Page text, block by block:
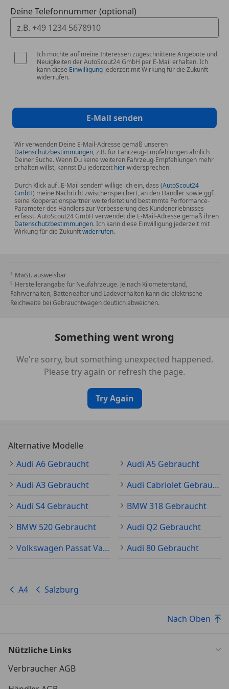
Modellbezeichnung mit neuer
Leistungskennzeichnung
Motor 2,0 Ltr. - 140 kW 16V TDI
Plus
Nichtraucher-Paket
Rücksitzlehne geteilt/klappbar
Schadstoffarm nach Abgasnorm Euro 6d-TEMP
SCR-System (AdBlue-Technologie)
Seitenairbag vorn
Servolenkung elektro-mechanisch
Sitzbezug / Polsterung: Stoff Index
Sitze vorn manuell einstellbar
Standard-Fahrwerk
Start/Stop-Anlage
Stoßfänger Ausführung: Basis
Wegfahrsperre (elektronisch)
Wendeladeboden (Ladeboden)
Wärmeschutzverglasung grün getönt
Xenon-Scheinwerfer Plus (Abblend- und Fernlicht)
Deine Telefonnummer (optional)
Ich möchte auf meine Interessen zugeschnittene Angebote und
Neuigkeiten der AutoScout24 GmbH per E-Mail erhalten. Ich
kann diese Einwilligung jederzeit mit Wirkung für die Zukunft
widerrufen.
E-Mail senden
Wir verwenden Deine E-Mail-Adresse gemäß unseren
Datenschutzbestimmungen, z.B. für Fahrzeug-Empfehlungen ähnlich
Deiner Suche. Wenn Du keine weiteren Fahrzeug-Empfehlungen mehr
erhalten willst, kannst Du jederzeit hierwidersprechen.
Durch Klick auf „E-Mail senden“ willige ich ein, dass (AutoScout24
GmbH) meine Nachricht zwischenspeichert, an den Händler sowie ggf.
seine Kooperationspartner weiterleitet und bestimmte Performance-
Parameter des Händlers zur Verbesserung des Kundenerlebnisses
erfasst. AutoScout24 GmbH verwendet die E-Mail-Adresse gemäß ihren
Datenschutzbestimmungen. Ich kann diese Einwilligung jederzeit mit
Wirkung für die Zukunftwiderrufen.
MwSt. ausweisbar
Herstellerangabe für Neufahrzeuge. Je nach Kilometerstand,
Fahrverhalten, Batteriealter und Ladeverhalten kann die elektrische
Reichweite bei Gebrauchtwagen deutlich abweichen.
Something went wrong
We're sorry, but something unexpected happened.
Please try again or refresh the page.
Try Again
Alternative Modelle
Audi A6 Gebraucht
Audi A5 Gebraucht
Audi A3 Gebraucht
Audi Cabriolet Gebraucht
Audi S4 Gebraucht
BMW 318 Gebraucht
BMW 520 Gebraucht
Audi Q2 Gebraucht
Volkswagen Passat Variant Gebraucht
Audi 80 Gebraucht
A4 Salzburg
Nach Oben
Nützliche Links
Verbraucher AGB